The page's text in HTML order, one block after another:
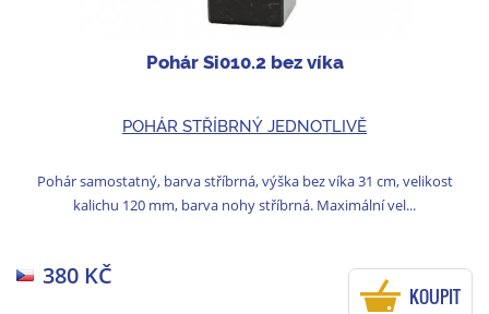
Pohár Si010.2 bez víka
POHÁR STŘÍBRNÝ JEDNOTLIVĚ
Pohár samostatný, barva stříbrná, výška bez víka 31 cm, velikost
kalichu 120 mm, barva nohy stříbrná. Maximální vel...
380 KČ
KOUPIT